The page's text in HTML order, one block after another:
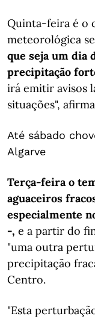
Quinta-feira é o
meteorológica
que seja um dia
precipitação
irá emitir avisos
situações",
Até sábado
Algarve
Terça-feira o
aguaceiros
especialmente
-, e a partir do
"uma outra
precipitação
Centro.
"Esta